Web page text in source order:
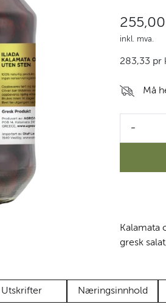
255,00
inkl. mva.
283,33 pr
Må
-
Kalamata
gresk
Utskrifter Næringsinnhold